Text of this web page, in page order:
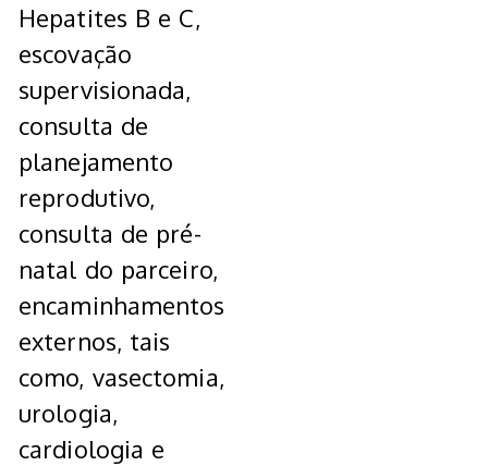
Hepatites B e C,
escovação
supervisionada,
consulta de
planejamento
reprodutivo,
consulta de pré-
natal do parceiro,
encaminhamentos
externos, tais
como, vasectomia,
urologia,
cardiologia e